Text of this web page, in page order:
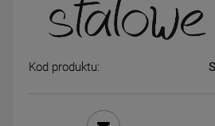
STAL CHIRURGICZNA
bigiel dla dziewczynek słonik
39,00 zł
Kod produktu: